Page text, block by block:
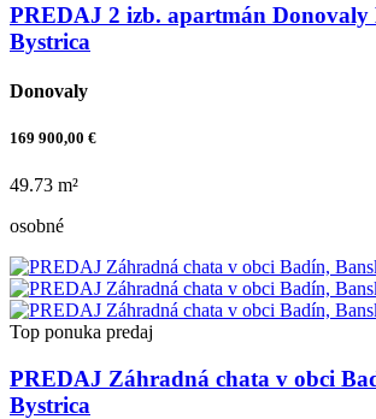
PREDAJ 2 izb. apartmán Donovaly
Bystrica
Donovaly
169 900,00 €
49.73 m²
osobné
Top ponuka predaj
PREDAJ Záhradná chata v obci
Bystrica